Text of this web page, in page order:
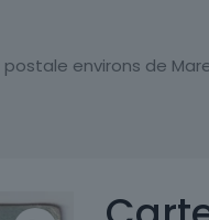
environs de